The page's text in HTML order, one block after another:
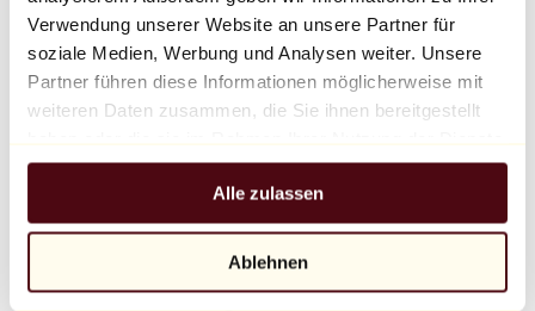
Verwendung unserer Website an unsere Partner für
soziale Medien, Werbung und Analysen weiter. Unsere
Partner führen diese Informationen möglicherweise mit
weiteren Daten zusammen, die Sie ihnen bereitgestellt
gesammelt haben.
Alle zulassen
Ablehnen
Balloon Dog (Orange)
Jeff Koons
10.000 €
Entdecken
Alle Bildhauer
Alle Fotografen